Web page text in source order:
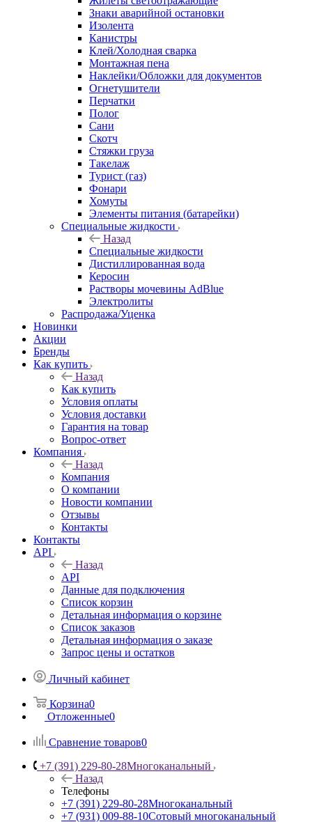
Знаки аварийной остановки
Изолента
Канистры
Клей/Холодная сварка
Монтажная пена
Наклейки/Обложки для документов
Огнетушители
Перчатки
Полог
Сани
Скотч
Стяжки груза
Такелаж
Турист (газ)
Фонари
Хомуты
Элементы питания (батарейки)
Специальные жидкости
Назад
Специальные жидкости
Дистиллированная вода
Керосин
Растворы мочевины AdBlue
Электролиты
Распродажа/Уценка
Новинки
Акции
Бренды
Как купить
Назад
Как купить
Условия оплаты
Условия доставки
Гарантия на товар
Вопрос-ответ
Компания
Назад
Компания
О компании
Новости компании
Отзывы
Контакты
Контакты
API
Назад
API
Данные для подключения
Список корзин
Детальная информация о корзине
Список заказов
Детальная информация о заказе
Запрос цены и остатков
Личный кабинет
Корзина0
Отложенные0
Сравнение товаров0
+7 (391) 229-80-28Многоканальный
Назад
Телефоны
+7 (391) 229-80-28Многоканальный
+7 (931) 009-88-10Сотовый многоканальный